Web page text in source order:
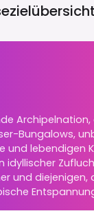
Archipelnation,
Bungalows,
und lebendigen
idyllischer
und diejenigen,